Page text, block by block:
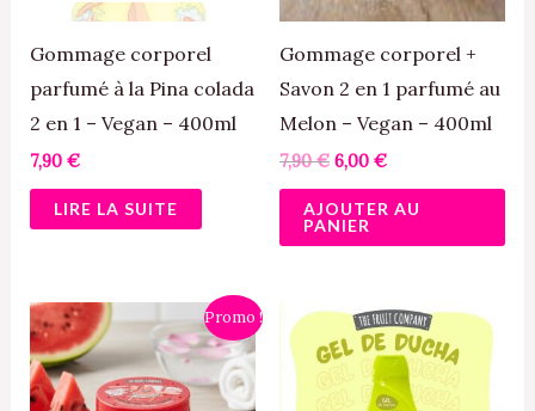
Gommage corporel
parfumé à la Pina colada
2 en 1 – Vegan – 400ml
7,90 €
LIRE LA SUITE
Gommage corporel +
Savon 2 en 1 parfumé au
Melon – Vegan – 400ml
7,90€ 6,00 €
AJOUTER AU
PANIER
Promo !
Le
prix
initial
était :
7,90 €.
prix
actuel
est :
6,00 €.